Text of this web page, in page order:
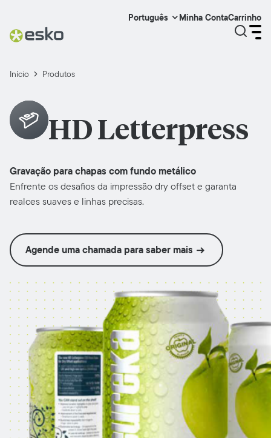
Português Minha ContaCarrinho
Início Produtos
HD Letterpress
Gravação para chapas com fundo metálico
Enfrente os desafios da impressão dry offset e garanta
realces suaves e linhas precisas.
Agende uma chamada para saber mais